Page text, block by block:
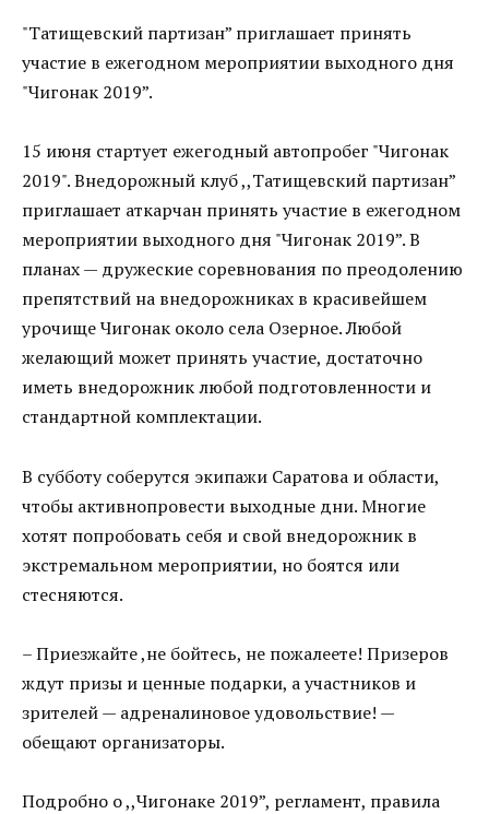
"Татищевский партизан” приглашает принять
участие в ежегодном мероприятии выходного дня
"Чигонак 2019”.
15 июня стартует ежегодный автопробег "Чигонак
2019". Внедорожный клуб ,,Татищевский партизан”
приглашает аткарчан принять участие в ежегодном
мероприятии выходного дня "Чигонак 2019”. В
планах — дружеские соревнования по преодолению
препятствий на внедорожниках в красивейшем
урочище Чигонак около села Озерное. Любой
желающий может принять участие, достаточно
иметь внедорожник любой подготовленности и
стандартной комплектации.
В субботу соберутся экипажи Саратова и области,
чтобы активнопровести выходные дни. Многие
хотят попробовать себя и свой внедорожник в
экстремальном мероприятии, но боятся или
стесняются.
– Приезжайте ,не бойтесь, не пожалеете! Призеров
ждут призы и ценные подарки, а участников и
зрителей — адреналиновое удовольствие! —
обещают организаторы.
Подробно о ,,Чигонаке 2019”, регламент, правила